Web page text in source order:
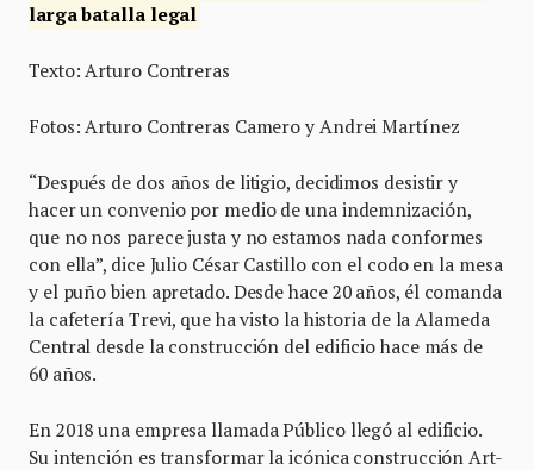
larga batalla legal
Texto: Arturo Contreras
Fotos: Arturo Contreras Camero y Andrei Martínez
“Después de dos años de litigio, decidimos desistir y
hacer un convenio por medio de una indemnización,
que no nos parece justa y no estamos nada conformes
con ella”, dice Julio César Castillo con el codo en la mesa
y el puño bien apretado. Desde hace 20 años, él comanda
la cafetería Trevi, que ha visto la historia de la Alameda
Central desde la construcción del edificio hace más de
60 años.
En 2018 una empresa llamada Público llegó al edificio.
Su intención es transformar la icónica construcción Art-